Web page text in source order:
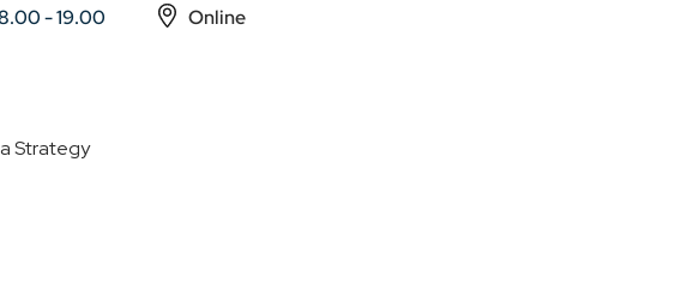
- 19.00 Online
Strategy